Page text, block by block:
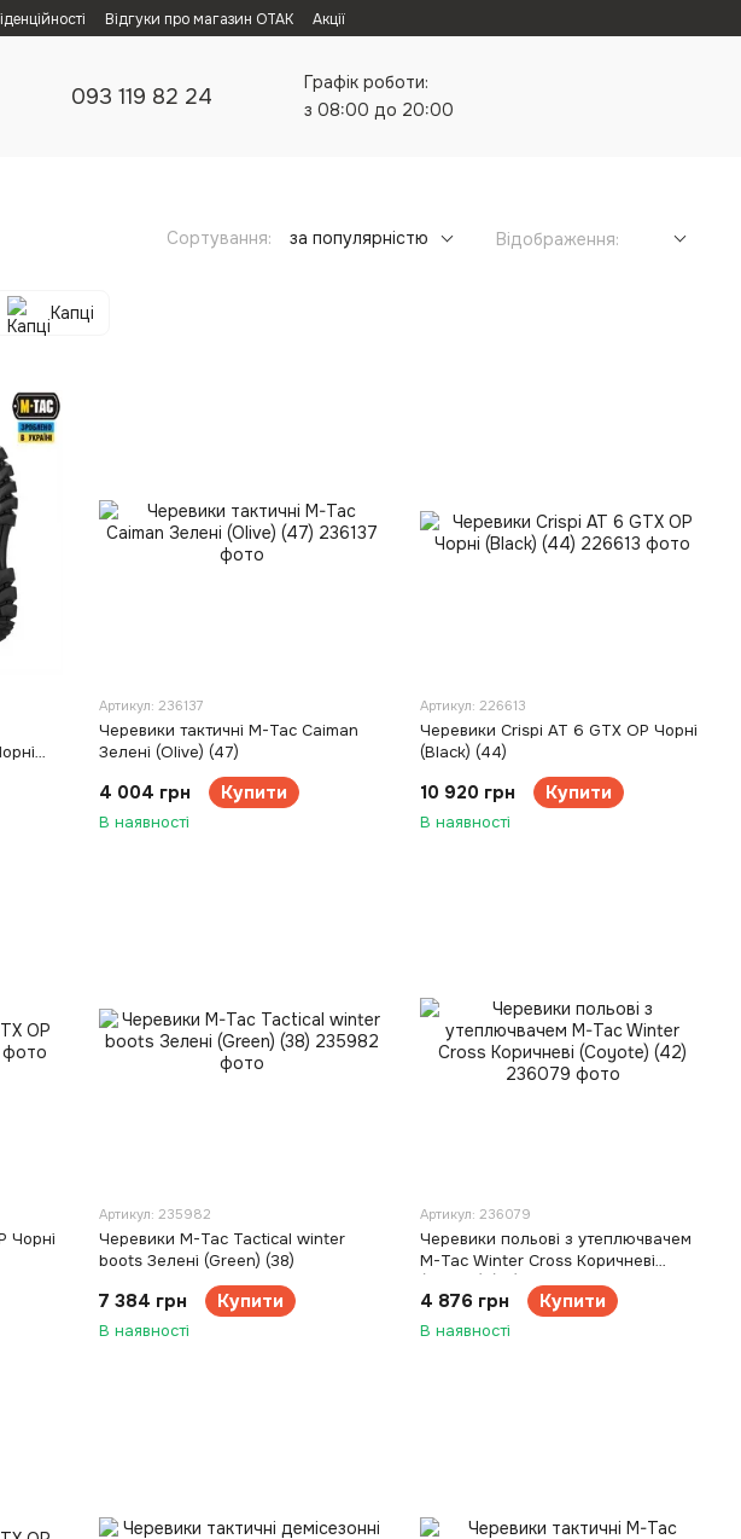
Відгуки про магазин ОТАК Акції
093 119 82 24
Графік роботи:
з 08:00 до 20:00
Сортування: за популярністю Відображення:
Капці
Артикул: 236137
Черевики тактичні M-Tac Caiman
Зелені (Olive) (47)
4 004 грн Купити
В наявності
Артикул: 226613
Черевики Crispi AT 6 GTX OP Чорні
(Black) (44)
10 920 грн Купити
В наявності
Чорні
Артикул: 235982
Черевики M-Tac Tactical winter
boots Зелені (Green) (38)
7 384 грн Купити
В наявності
Артикул: 236079
Черевики польові з утеплючвачем
M-Tac Winter Cross Коричневі
4 876 грн Купити
В наявності